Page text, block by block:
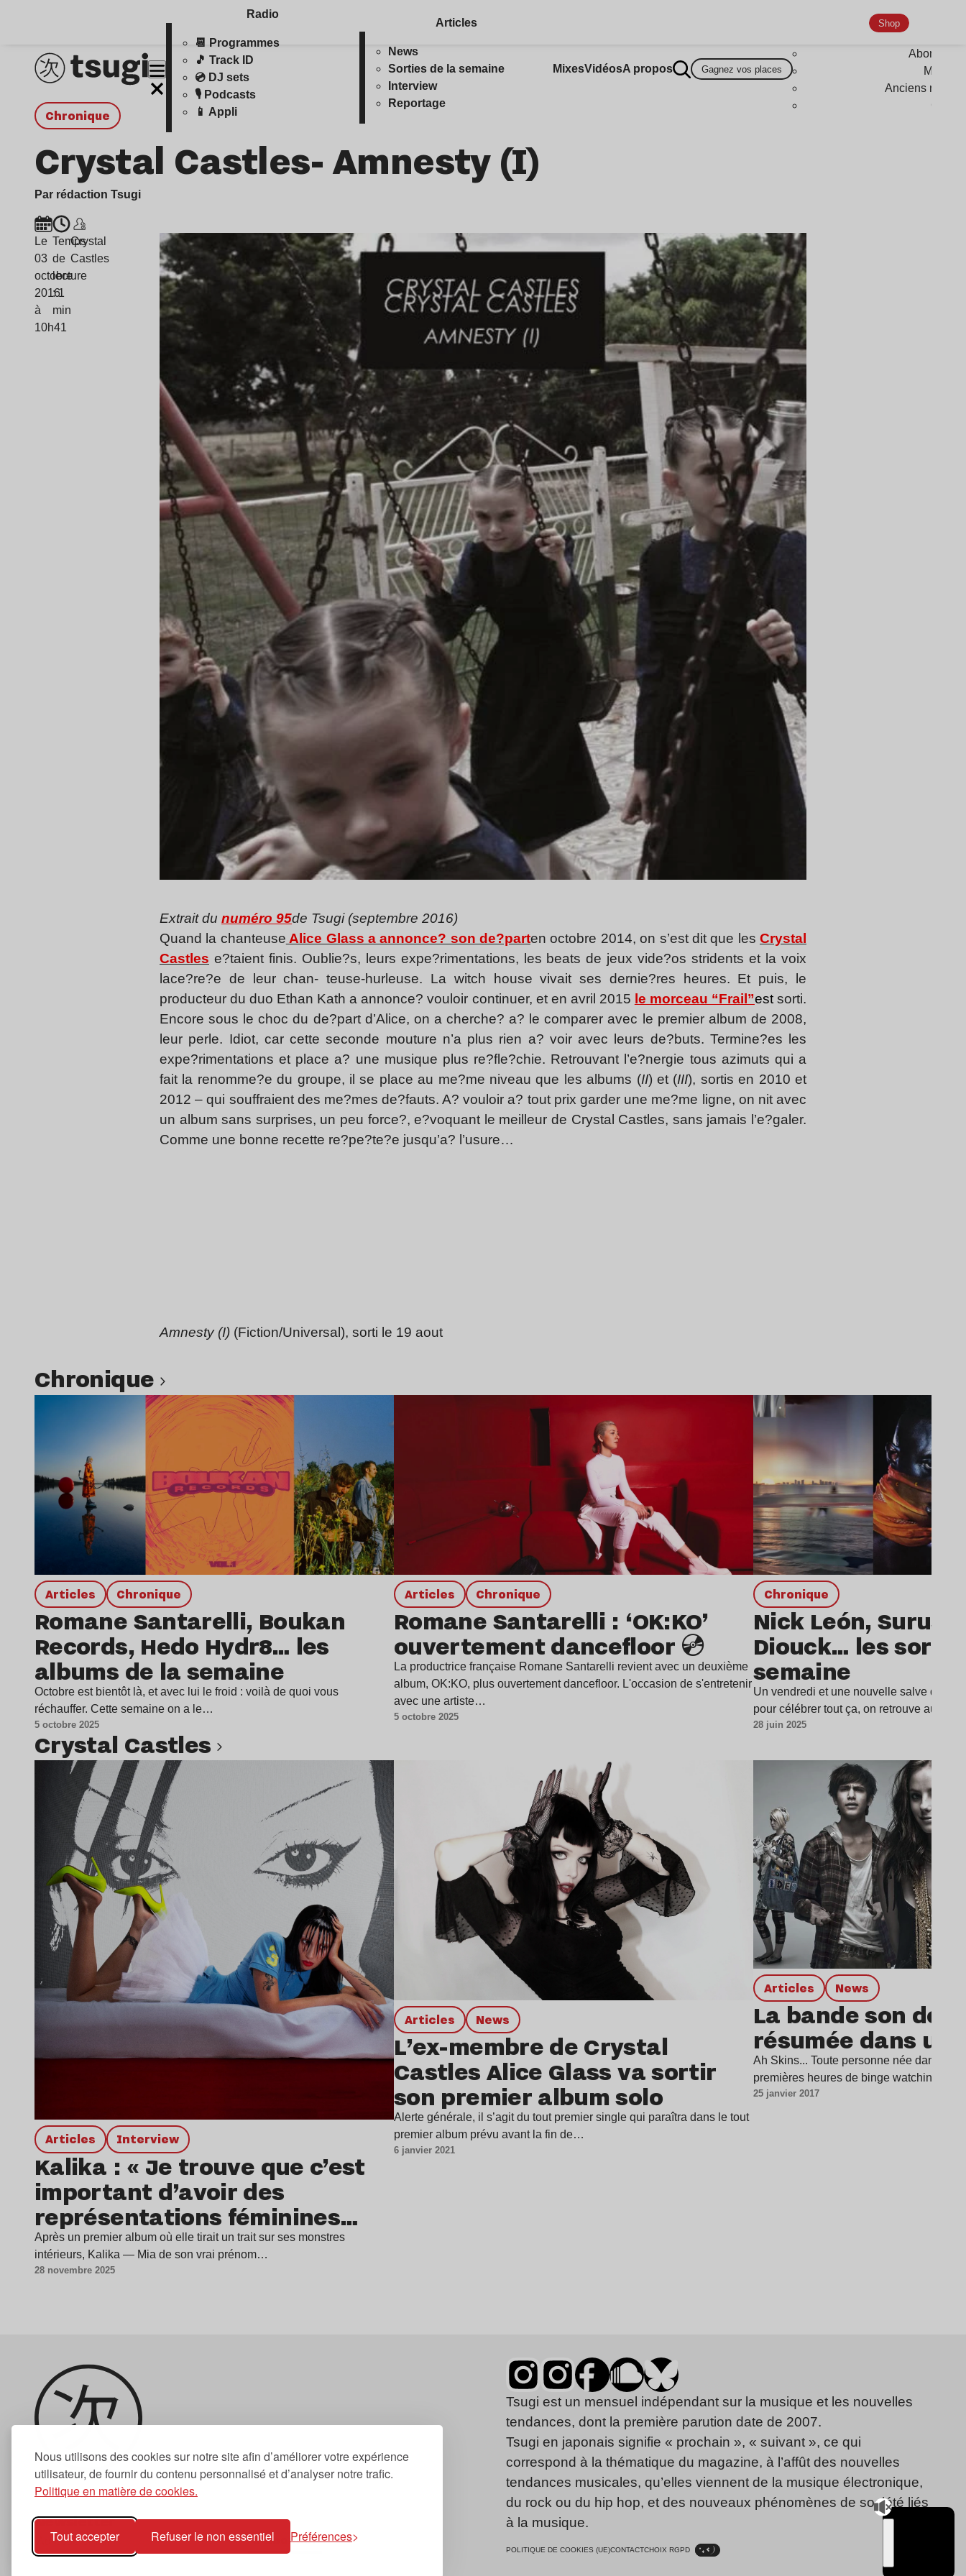
Nous utilisons des cookies sur notre site afin d’améliorer votre expérience
utilisateur, de fournir du contenu personnalisé et d’analyser notre trafic.
Politique en matière de cookies.
Tout accepter Refuser le non essentiel Préférences
Radio
📆 Programmes
🎵 Track ID
💿 DJ sets
🎙️ Podcasts
📱 Appli
Articles
News
Sorties de la semaine
Interview
Reportage
MixesVidéosA propos Gagnez vos places
Shop
Anciens
chronique
Crystal Castles- Amnesty (I)
Par rédaction Tsugi
Le
03
octobre
2016
à
10h41
Temps
de
lecture
: 1
min
Crystal
Castles
Extrait du numéro 95de Tsugi (septembre 2016)
Quand la chanteuse Alice Glass a annonce? son de?parten octobre 2014, on s’est dit que les Crystal
Castles e?taient finis. Oublie?s, leurs expe?rimentations, les beats de jeux vide?os stridents et la voix
lace?re?e de leur chan- teuse-hurleuse. La witch house vivait ses dernie?res heures. Et puis, le
producteur du duo Ethan Kath a annonce? vouloir continuer, et en avril 2015 le morceau “Frail”estsorti.
Encore sous le choc du de?part d’Alice, on a cherche? a? le comparer avec le premier album de 2008,
leur perle. Idiot, car cette seconde mouture n’a plus rien a? voir avec leurs de?buts. Termine?es les
expe?rimentations et place a? une musique plus re?fle?chie. Retrouvant l’e?nergie tous azimuts qui a
fait la renomme?e du groupe, il se place au me?me niveau que les albums (II) et (III), sortis en 2010 et
2012 – qui souffraient des me?mes de?fauts. A? vouloir a? tout prix garder une me?me ligne, on nit avec
un album sans surprises, un peu force?, e?voquant le meilleur de Crystal Castles, sans jamais l’e?galer.
Comme une bonne recette re?pe?te?e jusqu’a? l’usure…
Amnesty (I) (Fiction/Universal), sorti le 19 aout
chronique
Articles chronique
Romane Santarelli, Boukan
Records, Hedo Hydr8… les
albums de la semaine
Octobre est bientôt là, et avec lui le froid : voilà de quoi vous
réchauffer. Cette semaine on a le…
5 octobre 2025
Articles chronique
Romane Santarelli : ‘OK:KO’
ouvertement dancefloor 💿
La productrice française Romane Santarelli revient avec un deuxième
album, OK:KO, plus ouvertement dancefloor. L'occasion de s'entretenir
avec une artiste…
5 octobre 2025
chronique
Nick León,
Diouck… les
semaine
Un vendredi et une nouvelle salve de
pour célébrer tout ça, on retrouve au
28 juin 2025
Lire l’article
Crystal Castles
Articles interview
Kalika : « Je trouve que c’est
important d’avoir des
représentations féminines
violentes »
Après un premier album où elle tirait un trait sur ses monstres
intérieurs, Kalika — Mia de son vrai prénom…
28 novembre 2025
Articles news
L’ex-membre de Crystal
Castles Alice Glass va sortir
son premier album solo
Alerte générale, il s’agit du tout premier single qui paraîtra dans le tout
premier album prévu avant la fin de…
6 janvier 2021
Articles news
La bande son de
résumée dans
Ah Skins... Toute personne née dans les
premières heures de binge watching - le
25 janvier 2017
Lire l’article Lire l’article Lire l’article
Newsletter
S'abonner
Tsugi est un mensuel indépendant sur la musique et les nouvelles
tendances, dont la première parution date de 2007.
Tsugi en japonais signifie « prochain », « suivant », ce qui
correspond à la thématique du magazine, à l’affût des nouvelles
tendances musicales, qu’elles viennent de la musique électronique,
du rock ou du hip hop, et des nouveaux phénomènes de société liés
à la musique.
POLITIQUE DE COOKIES (UE)CONTACTCHOIX RGPD